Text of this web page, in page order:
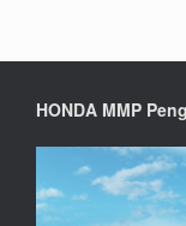
HONDA MMP